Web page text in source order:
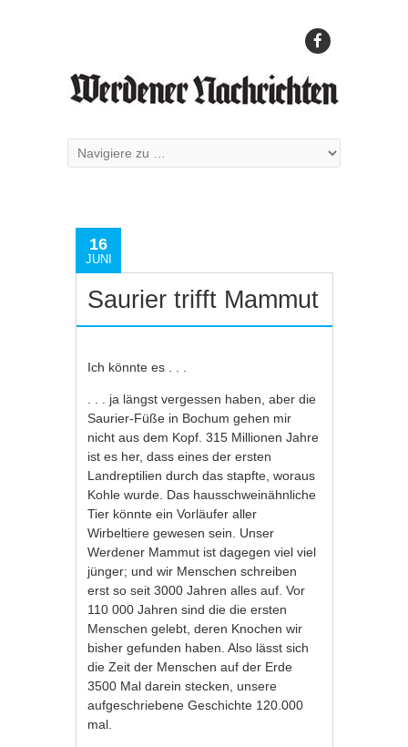
16
JUNI
Saurier trifft Mammut
Ich könnte es . . .
. . . ja längst vergessen haben, aber die
Saurier-Füße in Bochum gehen mir
nicht aus dem Kopf. 315 Millionen Jahre
ist es her, dass eines der ersten
Landreptilien durch das stapfte, woraus
Kohle wurde. Das hausschweinähnliche
Tier könnte ein Vorläufer aller
Wirbeltiere gewesen sein. Unser
Werdener Mammut ist dagegen viel viel
jünger; und wir Menschen schreiben
erst so seit 3000 Jahren alles auf. Vor
110 000 Jahren sind die die ersten
Menschen gelebt, deren Knochen wir
bisher gefunden haben. Also lässt sich
die Zeit der Menschen auf der Erde
3500 Mal darein stecken, unsere
aufgeschriebene Geschichte 120.000
mal.